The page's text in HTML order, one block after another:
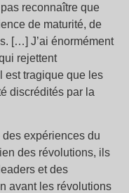
reconnaître que
de maturité, de
[…] J’ai énormément
rejettent
est tragique que les
discrédités par la
expériences du
des révolutions, ils
et des
avant les révolutions